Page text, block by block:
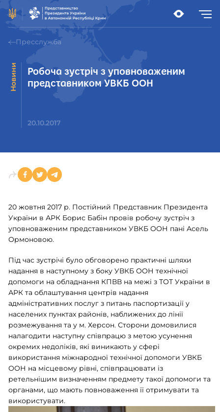
Пресслужба
Новини
Робоча зустріч з уповноваженим
представником УВКБ ООН
20.10.2017
20 жовтня 2017 р. Постійний Представник Президента
України в АРК Борис Бабін провів робочу зустріч з
уповноваженим представником УВКБ ООН пані Асель
Ормоновою.
Під час зустрічі було обговорено практичні шляхи
надання в наступному з боку УВКБ ООН технічної
допомоги на обладнання КПВВ на межі з ТОТ України в
АРК та облаштування центрів надання
адміністративних послуг з питань паспортизації у
населених пунктах районів, наближених до лінії
розмежування та у м. Херсон. Сторони домовилися
налагодити наступну співпрацю з метою усунення
окремих недоліків, які виникають у сфері
використання міжнародної технічної допомоги УВКБ
ООН на місцевому рівні, співпрацювати із
ретельнішим визначенням предмету такої допомоги та
органами, що мають повноваження її отримувати та
використувати.